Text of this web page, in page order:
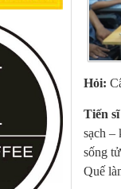
Hỏi:
Tiến
sạch –
sống
Quế